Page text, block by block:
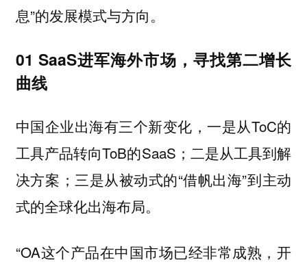
息”的发展模式与方向。
01 SaaS进军海外市场，寻找第二增长
曲线 ‍
中国企业出海有三个新变化，一是从ToC的
工具产品转向ToB的SaaS；二是从工具到解
决方案；三是从被动式的“借帆出海”到主动
式的全球化出海布局。
“OA这个产品在中国市场已经非常成熟，开